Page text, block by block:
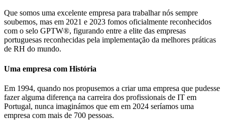
Que somos uma excelente empresa para trabalhar nós sempre
soubemos, mas em 2021 e 2023 fomos oficialmente reconhecidos
com o selo GPTW®, figurando entre a elite das empresas
portuguesas reconhecidas pela implementação da melhores práticas
de RH do mundo.
Uma empresa com História
Em 1994, quando nos propusemos a criar uma empresa que pudesse
fazer alguma diferença na carreira dos profissionais de IT em
Portugal, nunca imaginámos que em em 2024 seríamos uma
empresa com mais de 700 pessoas.